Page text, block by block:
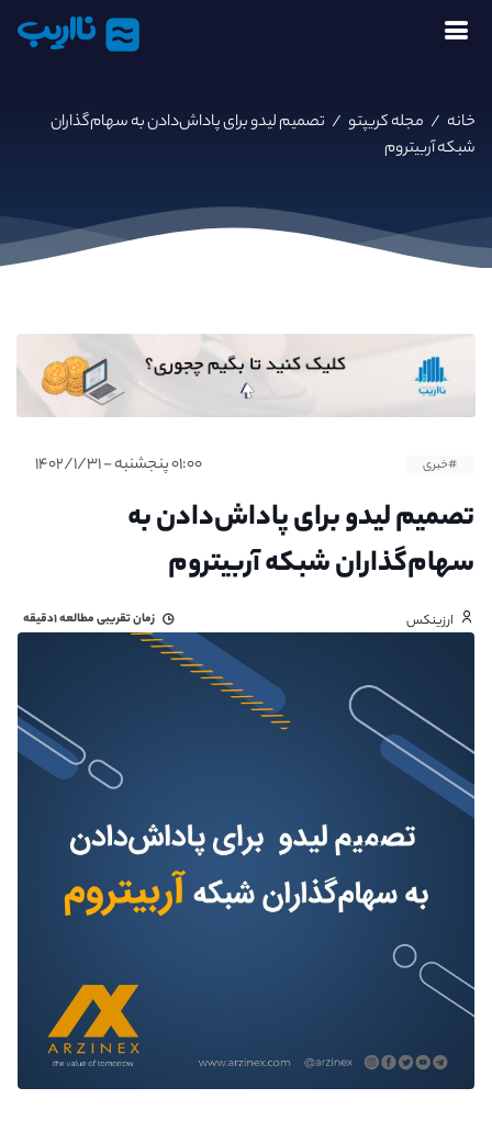
نااریب
خانه / مجله کریپتو / تصمیم لیدو برای پاداش‌دادن به سهام‌گذاران
شبکه آربیتروم
#خبری ۰۱:۰۰ پنجشنبه - ۱۴۰۲/۱/۳۱
تصمیم لیدو برای پاداش‌دادن به
سهام‌گذاران شبکه آربیتروم
ارزینکس زمان تقریبی مطالعه۱دقیقه